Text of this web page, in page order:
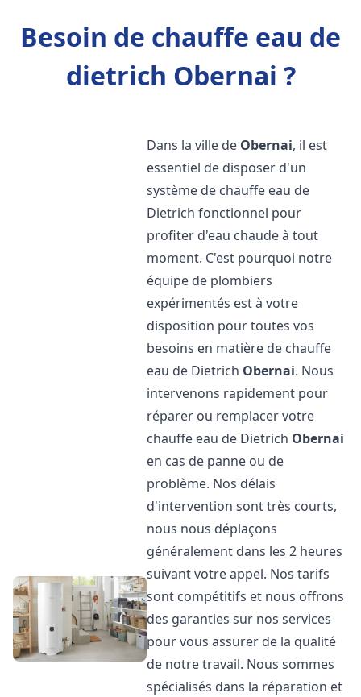
Besoin de chauffe eau de
dietrich Obernai ?
Dans la ville de Obernai, il est
essentiel de disposer d'un
système de chauffe eau de
Dietrich fonctionnel pour
profiter d'eau chaude à tout
moment. C'est pourquoi notre
équipe de plombiers
expérimentés est à votre
disposition pour toutes vos
besoins en matière de chauffe
eau de Dietrich Obernai. Nous
intervenons rapidement pour
réparer ou remplacer votre
chauffe eau de Dietrich Obernai
en cas de panne ou de
problème. Nos délais
d'intervention sont très courts,
nous nous déplaçons
généralement dans les 2 heures
suivant votre appel. Nos tarifs
sont compétitifs et nous offrons
des garanties sur nos services
pour vous assurer de la qualité
de notre travail. Nous sommes
spécialisés dans la réparation et